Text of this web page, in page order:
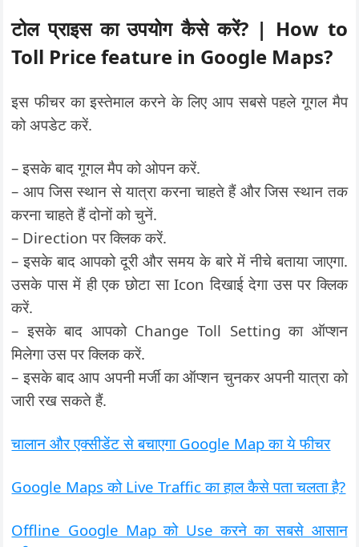
टोल प्राइस का उपयोग कैसे करें? | How to
Toll Price feature in Google Maps?
इस फीचर का इस्तेमाल करने के लिए आप सबसे पहले गूगल मैप
को अपडेट करें.
– इसके बाद गूगल मैप को ओपन करें.
– आप जिस स्थान से यात्रा करना चाहते हैं और जिस स्थान तक
करना चाहते हैं दोनों को चुनें.
– Direction पर क्लिक करें.
– इसके बाद आपको दूरी और समय के बारे में नीचे बताया जाएगा.
उसके पास में ही एक छोटा सा Icon दिखाई देगा उस पर क्लिक
करें.
– इसके बाद आपको Change Toll Setting का ऑप्शन
मिलेगा उस पर क्लिक करें.
– इसके बाद आप अपनी मर्जी का ऑप्शन चुनकर अपनी यात्रा को
जारी रख सकते हैं.
चालान और एक्सीडेंट से बचाएगा Google Map का ये फीचर
Google Maps को Live Traffic का हाल कैसे पता चलता है?
Offline Google Map को Use करने का सबसे आसान